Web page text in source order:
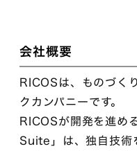
会社概要
RICOSは、ものづく
クカンパニーです。
RICOSが開発を進
Suite」は、独自技術